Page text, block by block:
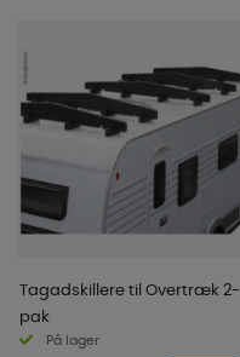
Tagadskillere til Overtræk 2-
pak
På lager